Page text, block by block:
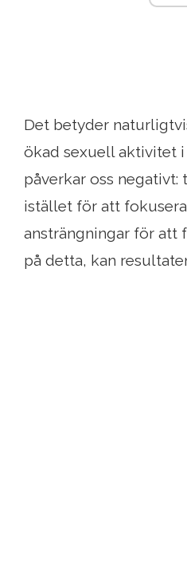
Det betyder
ökad sexuell aktivitet
påverkar oss
istället för att
ansträngningar för att
på detta, kan